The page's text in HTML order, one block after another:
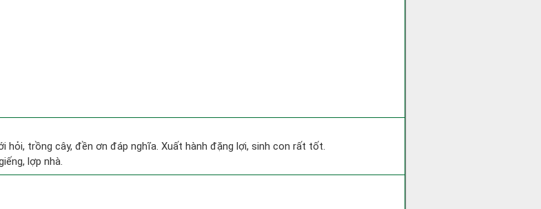
hỏi, trồng cây, đền ơn đáp nghĩa. Xuất hành đặng lợi, sinh con rất tốt.
lợp nhà.